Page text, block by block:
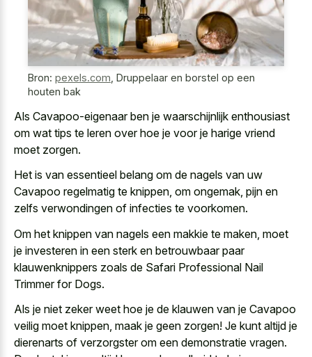
Bron: pexels.com, Druppelaar en borstel op een
houten bak
Als Cavapoo-eigenaar ben je waarschijnlijk enthousiast
om wat tips te leren over hoe je voor je harige vriend
moet zorgen.
Het is van essentieel belang om de nagels van uw
Cavapoo regelmatig te knippen, om ongemak, pijn en
zelfs verwondingen of infecties te voorkomen.
Om het knippen van nagels een makkie te maken, moet
je investeren in een sterk en betrouwbaar paar
klauwenknippers zoals de Safari Professional Nail
Trimmer for Dogs.
Als je niet zeker weet hoe je de klauwen van je Cavapoo
veilig moet knippen, maak je geen zorgen! Je kunt altijd je
dierenarts of verzorgster om een demonstratie vragen.